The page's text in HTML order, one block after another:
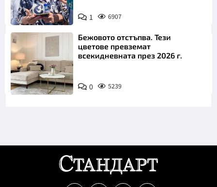
Снимка: БТА 1 6907
Бежовото отстъпва. Тези
цветове превземат
всекидневната през 2026 г.
0 5239